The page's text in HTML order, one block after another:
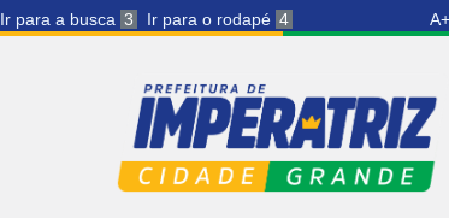
Ir para a busca 3 Ir para o rodapé 4 A+